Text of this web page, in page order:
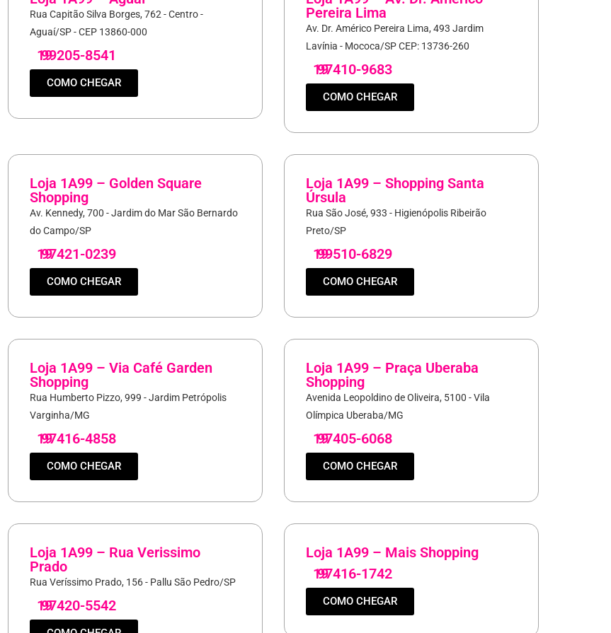
Rua Capitão Silva Borges, 762 - Centro -
Aguaí/SP - CEP 13860-000
19
99205-8541
COMO CHEGAR
Pereira Lima
Av. Dr. Américo Pereira Lima, 493 Jardim
Lavínia - Mococa/SP CEP: 13736-260
19
97410-9683
COMO CHEGAR
Loja 1A99 – Golden Square
Shopping
Av. Kennedy, 700 - Jardim do Mar São Bernardo
do Campo/SP
19
97421-0239
COMO CHEGAR
Loja 1A99 – Shopping Santa
Úrsula
Rua São José, 933 - Higienópolis Ribeirão
Preto/SP
19
99510-6829
COMO CHEGAR
Loja 1A99 – Via Café Garden
Shopping
Rua Humberto Pizzo, 999 - Jardim Petrópolis
Varginha/MG
19
97416-4858
COMO CHEGAR
Loja 1A99 – Praça Uberaba
Shopping
Avenida Leopoldino de Oliveira, 5100 - Vila
Olímpica Uberaba/MG
19
97405-6068
COMO CHEGAR
Loja 1A99 – Rua Verissimo
Prado
Rua Veríssimo Prado, 156 - Pallu São Pedro/SP
19
97420-5542
Loja 1A99 – Mais Shopping
19
97416-1742
COMO CHEGAR